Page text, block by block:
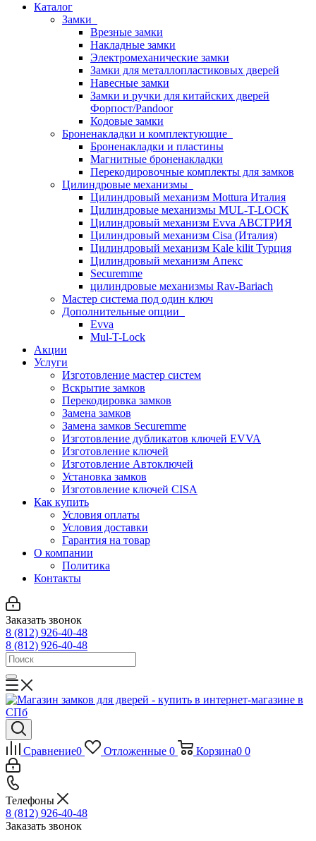
Каталог
Замки
Врезные замки
Накладные замки
Электромеханические замки
Замки для металлопластиковых дверей
Навесные замки
Замки и ручки для китайских дверей
Форпост/Раndoor
Кодовые замки
Броненакладки и комплектующие
Броненакладки и пластины
Магнитные броненакладки
Перекодировочные комплекты для замков
Цилиндровые механизмы
Цилиндровый механизм Mottura Италия
Цилиндровые механизмы MUL-T-LOCK
Цилиндровый механизм Evva АВСТРИЯ
Цилиндровый механизм Cisa (Италия)
Цилиндровый механизм Kale kilit Турция
Цилиндровый механизм Апекс
Securemme
цилиндровые механизмы Rav-Bariach
Мастер система под один ключ
Дополнительные опции
Evva
Mul-T-Lock
Акции
Услуги
Изготовление мастер систем
Вскрытие замков
Перекодировка замков
Замена замков
Замена замков Securemme
Изготовление дубликатов ключей EVVA
Изготовление ключей
Изготовление Автоключей
Установка замков
Изготовление ключей CISA
Как купить
Условия оплаты
Условия доставки
Гарантия на товар
О компании
Политика
Контакты
Заказать звонок
8 (812) 926-40-48
8 (812) 926-40-48
Сравнение0 Отложенные 0 Корзина0 0
Телефоны
8 (812) 926-40-48
Заказать звонок